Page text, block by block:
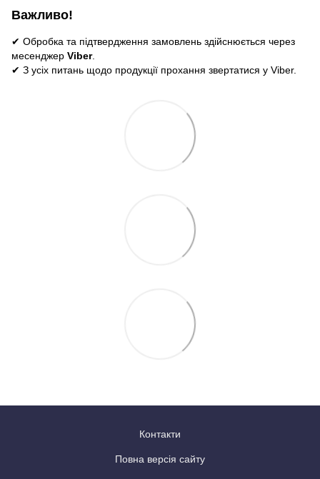
Важливо!
✔ Обробка та підтвердження замовлень здійснюється через
месенджер Viber.
✔ З усіх питань щодо продукції прохання звертатися у Viber.
Контакти
Повна версія сайту